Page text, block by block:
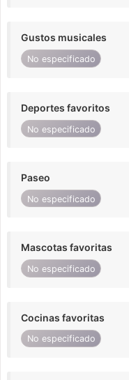
Gustos musicales
No especificado
Deportes favoritos
No especificado
Paseo
No especificado
Mascotas favoritas
No especificado
Cocinas favoritas
No especificado